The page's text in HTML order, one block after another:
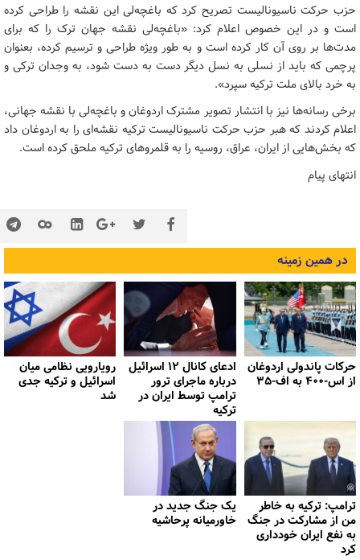
حزب حرکت ناسیونالیست تصریح کرد که باغچه‌لی این نقشه را طراحی کرده
است و در این خصوص اعلام کرد: «باغچه‌لی نقشه جهان ترک را که برای
مدت‌ها بر روی آن کار کرده است و به طور ویژه طراحی و ترسیم کرده، بعنوان
پرچمی که باید از نسلی به نسل دیگر دست به دست شود، به وجدان ترکی و
به خرد بالای ملت ترکیه سپرد».
برخی رسانه‌ها نیز با انتشار تصویر مشترک اردوغان و باغچه‌لی با نقشه جهانی،
اعلام کردند که هبر حزب حرکت ناسیونالیست ترکیه نقشه‌ای را به اردوغان داد
که بخش‌هایی از ایران، عراق، روسیه را به قلمروهای ترکیه ملحق کرده است.
انتهای پیام
در همین زمینه
حرکات پاندولی اردوغان
از اس-۴۰۰ به اف-۳۵
ادعای کانال ۱۲ اسرائیل
درباره ماجرای ترور
ترامپ توسط ایران در
ترکیه
رویارویی نظامی میان
اسرائیل و ترکیه جدی
شد
ترامپ: ترکیه به خاطر
من از مشارکت در جنگ
به نفع ایران خودداری
کرد
یک جنگ جدید در
خاورمیانه پرحاشیه